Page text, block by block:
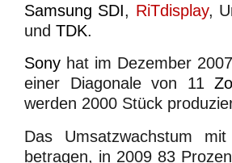
Samsung SDI, RiTdisplay,
und TDK.
Sony hat im Dezember
einer Diagonale von 11Zoll
werden 2000 Stück
Das Umsatzwachstum
betragen, in 2009 83